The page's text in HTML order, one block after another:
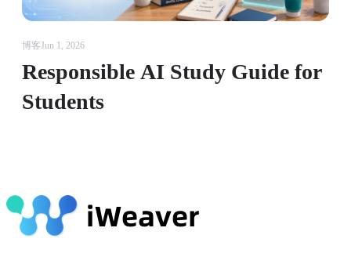
博客Jun 1, 2026
Responsible AI Study Guide for
Students